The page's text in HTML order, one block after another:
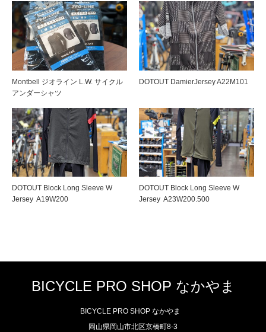
Montbell ジオライン L.W. サイクル
アンダーシャツ
DOTOUT DamierJersey A22M101
DOTOUT Block Long Sleeve W
Jersey A19W200
DOTOUT Block Long Sleeve W
Jersey A23W200.500
BICYCLE PRO SHOP なかやま
BICYCLE PRO SHOP なかやま
岡山県岡山市北区京橋町8-3